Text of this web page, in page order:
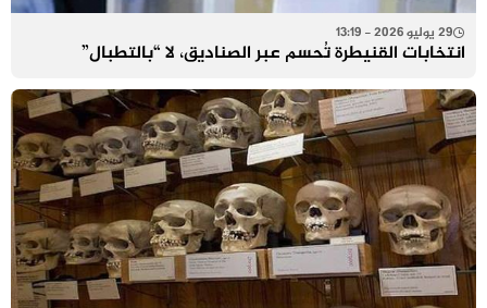
29 يوليو 2026 - 13:19
انتخابات القنيطرة تُحسم عبر الصناديق، لا “بالتطبال”